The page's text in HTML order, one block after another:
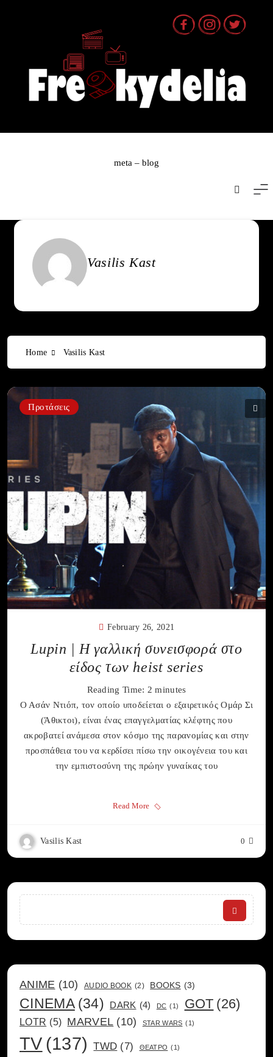
meta – blog
Vasilis Kast
Home Vasilis Kast
Προτάσεις
February 26, 2021
Lupin | Η γαλλική συνεισφορά στo
είδος των heist series
Reading Time: 2 minutes
Ο Ασάν Ντιόπ, τον οποίο υποδείεται ο εξαιρετικός Ομάρ Σι
(Άθικτοι), είναι ένας επαγγελματίας κλέφτης που
ακροβατεί ανάμεσα στον κόσμο της παρανομίας και στην
προσπάθεια του να κερδίσει πίσω την οικογένεια του και
την εμπιστοσύνη της πρώην γυναίκας του
Read More
Vasilis Kast 0
Search
ANIME (10) AUDIO BOOK (2) BOOKS (3)
CINEMA (34) DARK (4) DC (1) GOT (26)
LOTR (5) MARVEL (10) STAR WARS (1)
TV (137) TWD (7) ΘΕΑΤΡΟ (1)